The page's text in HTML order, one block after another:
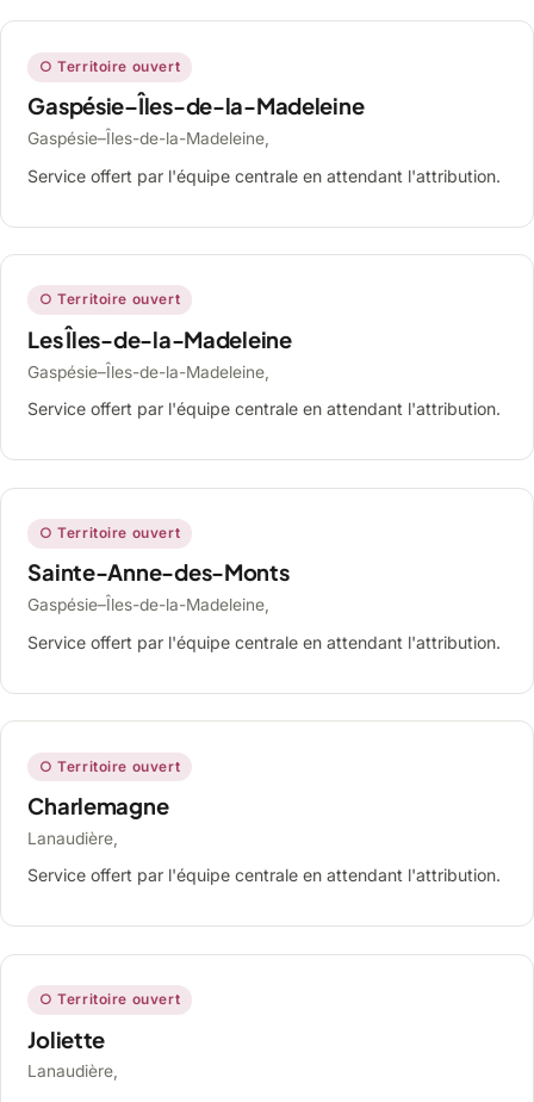
○ Territoire ouvert
Gaspésie–Îles-de-la-Madeleine
Gaspésie–Îles-de-la-Madeleine,
Service offert par l'équipe centrale en attendant l'attribution.
○ Territoire ouvert
Les Îles-de-la-Madeleine
Gaspésie–Îles-de-la-Madeleine,
Service offert par l'équipe centrale en attendant l'attribution.
○ Territoire ouvert
Sainte-Anne-des-Monts
Gaspésie–Îles-de-la-Madeleine,
Service offert par l'équipe centrale en attendant l'attribution.
○ Territoire ouvert
Charlemagne
Lanaudière,
Service offert par l'équipe centrale en attendant l'attribution.
○ Territoire ouvert
Joliette
Lanaudière,